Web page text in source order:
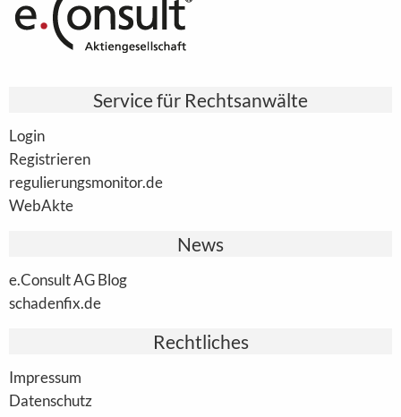
Service für Rechtsanwälte
Login
Registrieren
regulierungsmonitor.de
WebAkte
News
e.Consult AG Blog
schadenfix.de
Rechtliches
Impressum
Datenschutz